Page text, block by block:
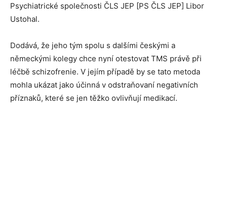
Psychiatrické společnosti ČLS JEP [PS ČLS JEP] Libor
Ustohal.
Dodává, že jeho tým spolu s dalšími českými a
německými kolegy chce nyní otestovat TMS právě při
léčbě schizofrenie. V jejím případě by se tato metoda
mohla ukázat jako účinná v odstraňovaní negativních
příznaků, které se jen těžko ovlivňují medikací.